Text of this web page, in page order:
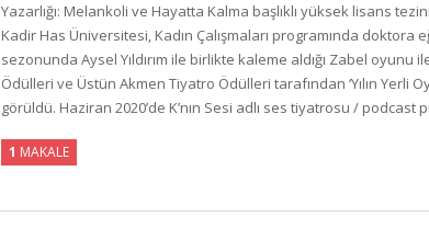
Yazarlığı: Melankoli ve Hayatta Kalma başlıklı yüksek lisans
Kadir Has Üniversitesi, Kadın Çalışmaları programında doktora
sezonunda Aysel Yıldırım ile birlikte kaleme aldığı Zabel oyunu
Ödülleri ve Üstün Akmen Tiyatro Ödülleri tarafından ‘Yılın Yerli
görüldü. Haziran 2020’de K’nın Sesi adlı ses tiyatrosu / podcast
1 MAKALE